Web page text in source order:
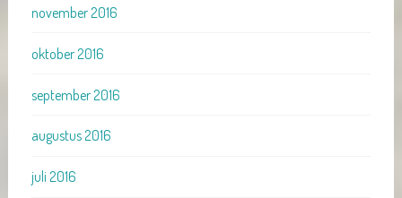
november 2016
oktober 2016
september 2016
augustus 2016
juli 2016